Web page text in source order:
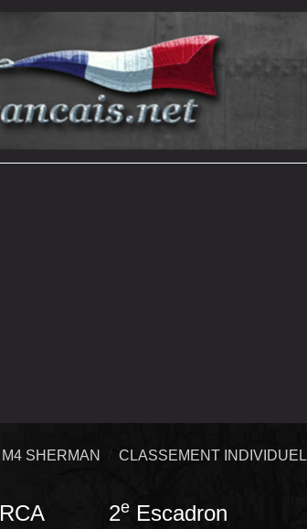
M4 SHERMAN CLASSEMENT INDIVIDUEL
RCA 2e Escadron